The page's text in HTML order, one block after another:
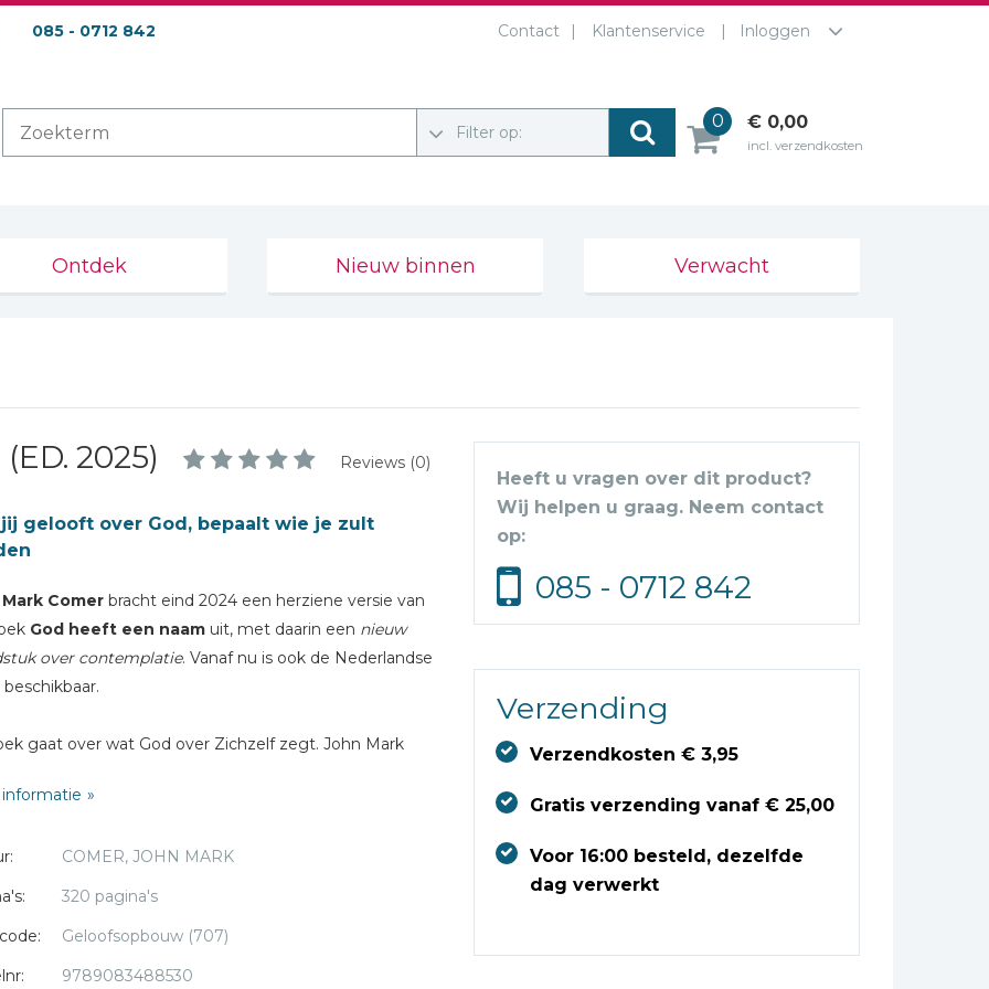
085 - 0712 842 Contact Klantenservice Inloggen
Filter op:
0 € 0,00
incl. verzendkosten
Ontdek Nieuw binnen Verwacht
2025) Reviews (0)
gelooft over God, bepaalt wie je zult
Comer bracht eind 2024 een herziene versie van
God heeft een naam uit, met daarin een nieuw
over contemplatie. Vanaf nu is ook de Nederlandse
gaat over wat God over Zichzelf zegt. John Mark
Bijbelgeleerden het meest geciteerde vers in de
zullen het concept van contemplatief gebed al
is contemplatief gebed: ik zit en kijk naar
liefdevol naar mij kijkt.
COMER, JOHN MARK
320 pagina's
Geloofsopbouw (707)
9789083488530
Heeft u vragen over dit product?
Wij helpen u graag. Neem contact
op:
085 - 0712 842
Verzending
Verzendkosten € 3,95
Gratis verzending vanaf € 25,00
Voor 16:00 besteld, dezelfde
dag verwerkt